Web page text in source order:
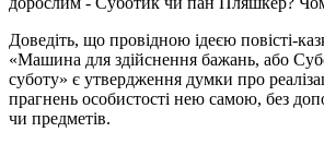
Доведіть, що провідною ідеєю повісті-
«Машина для здійснення бажань, або
суботу» є утвердження думки про
прагнень особистості нею самою, без
чи предметів.